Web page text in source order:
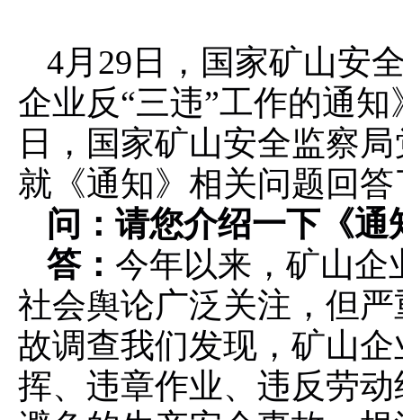
4月29 日，国家矿山安
企业反“三违”工作的通
日，国家矿山安全监察
就《通知》相关问题回
问：请您介绍一下《
答： 今年以来，矿山企
社会舆论广泛关注，但
故调查我们发现，矿山企
挥、违章作业、违反劳